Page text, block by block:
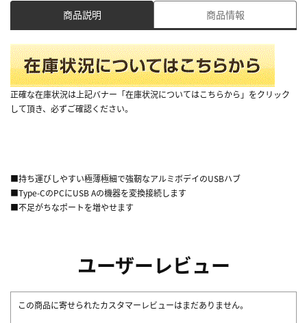
商品説明 商品情報
正確な在庫状況は上記バナー「在庫状況についてはこちらから」をクリック
して頂き、必ずご確認ください。
■持ち運びしやすい極薄極細で強靭なアルミボデイのUSBハブ
■Type-CのPCにUSB Aの機器を変換接続します
■不足がちなポートを増やせます
ユーザーレビュー
この商品に寄せられたカスタマーレビューはまだありません。